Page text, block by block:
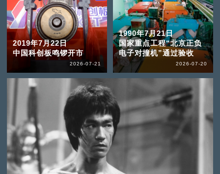
2019年7月22日
中国科创板鸣锣开市
2026-07-21
1990年7月21日
国家重点工程“北京正负
电子对撞机”通过验收
2026-07-20